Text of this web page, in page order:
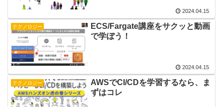
2024.04.15
テクノロジー
ECS/Fargate講座をサクッと動画
で学ぼう！
2024.04.15
テクノロジー
AWSでCI/CDを学習するなら、ま
ずはコレ